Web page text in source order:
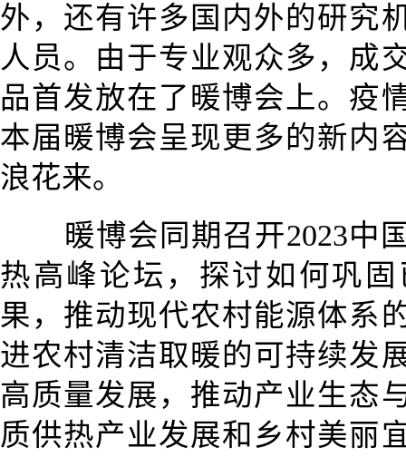
外，还有许多国内外的研究
人员。由于专业观众多，成
品首发放在了暖博会上。疫
本届暖博会呈现更多的新内
浪花来。
暖博会同期召开2023中
热高峰论坛，探讨如何巩
果，推动现代农村能源体系
进农村清洁取暖的可持续发
高质量发展，推动产业生态
质供热产业发展和乡村美丽